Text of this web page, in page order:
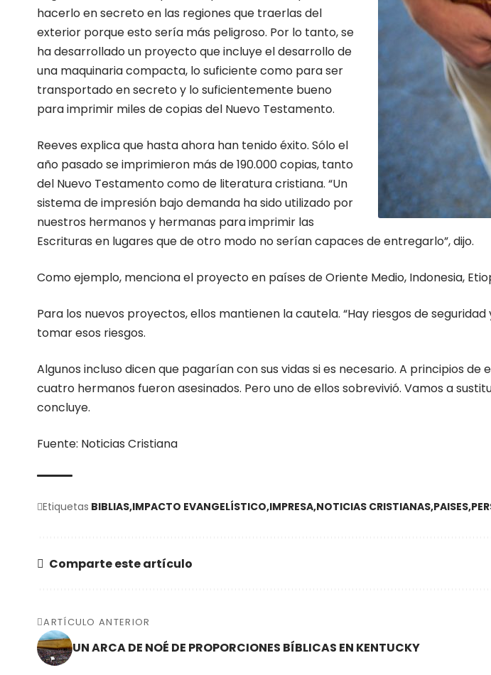
hacerlo en secreto en las regiones que traerlas del
exterior porque esto sería más peligroso. Por lo tanto, se
ha desarrollado un proyecto que incluye el desarrollo de
una maquinaria compacta, lo suficiente como para ser
transportado en secreto y lo suficientemente bueno
para imprimir miles de copias del Nuevo Testamento.
Reeves explica que hasta ahora han tenido éxito. Sólo el
año pasado se imprimieron más de 190.000 copias, tanto
del Nuevo Testamento como de literatura cristiana. “Un
sistema de impresión bajo demanda ha sido utilizado por
nuestros hermanos y hermanas para imprimir las
Escrituras en lugares que de otro modo no serían capaces de entregarlo”, dijo.
Como ejemplo, menciona el proyecto en países de Oriente Medio, Indonesia,
Para los nuevos proyectos, ellos mantienen la cautela. “Hay riesgos de
tomar esos riesgos.
Algunos incluso dicen que pagarían con sus vidas si es necesario. A principios
cuatro hermanos fueron asesinados. Pero uno de ellos sobrevivió. Vamos a
concluye.
Fuente: Noticias Cristiana
Etiquetas BIBLIAS IMPACTO EVANGELÍSTICO IMPRESA NOTICIAS CRISTIANAS PAISES
Comparte este artículo
ARTÍCULO ANTERIOR
UN ARCA DE NOÉ DE PROPORCIONES BÍBLICAS EN KENTUCKY